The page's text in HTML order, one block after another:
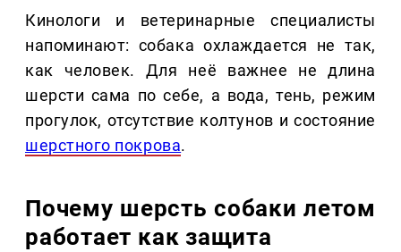
Кинологи и ветеринарные специалисты
напоминают: собака охлаждается не так,
как человек. Для неё важнее не длина
шерсти сама по себе, а вода, тень, режим
прогулок, отсутствие колтунов и состояние
шерстного покрова.
Почему шерсть собаки летом
работает как защита